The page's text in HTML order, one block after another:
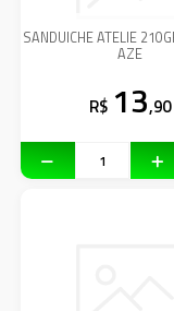
SANDUICHE ATELIE
AZE
R$ 13,90